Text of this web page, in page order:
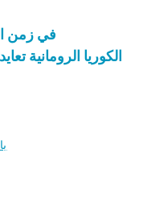
في زمن
الكوريا الرومانية